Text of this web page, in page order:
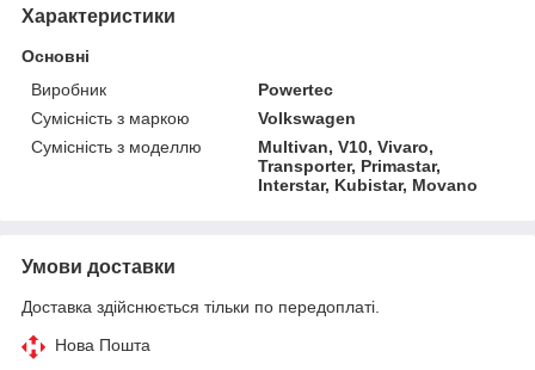
Характеристики
Основні
Виробник
Powertec
Сумісність з маркою
Volkswagen
Сумісність з моделлю
Multivan, V10, Vivaro,
Transporter, Primastar,
Interstar, Kubistar, Movano
Умови доставки
Доставка здійснюється тільки по передоплаті.
Нова Пошта